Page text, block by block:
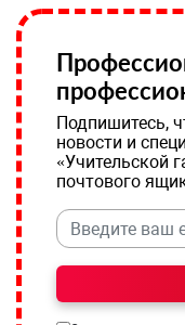
Подпишитесь,
новости и
«Учительской
почтового